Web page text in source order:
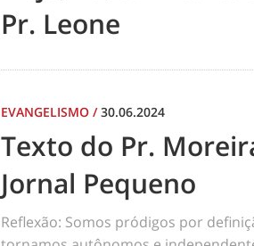
Pr. Leone
EVANGELISMO /30.06.2024
Texto do Pr.
Jornal Pequeno
Reflexão: Somos pródigos por